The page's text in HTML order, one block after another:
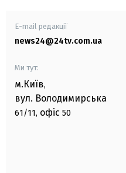
E-mail редакції
news24@24tv.com.ua
Ми тут:
м.Київ,
вул. Володимирська
61/11, офіс 50